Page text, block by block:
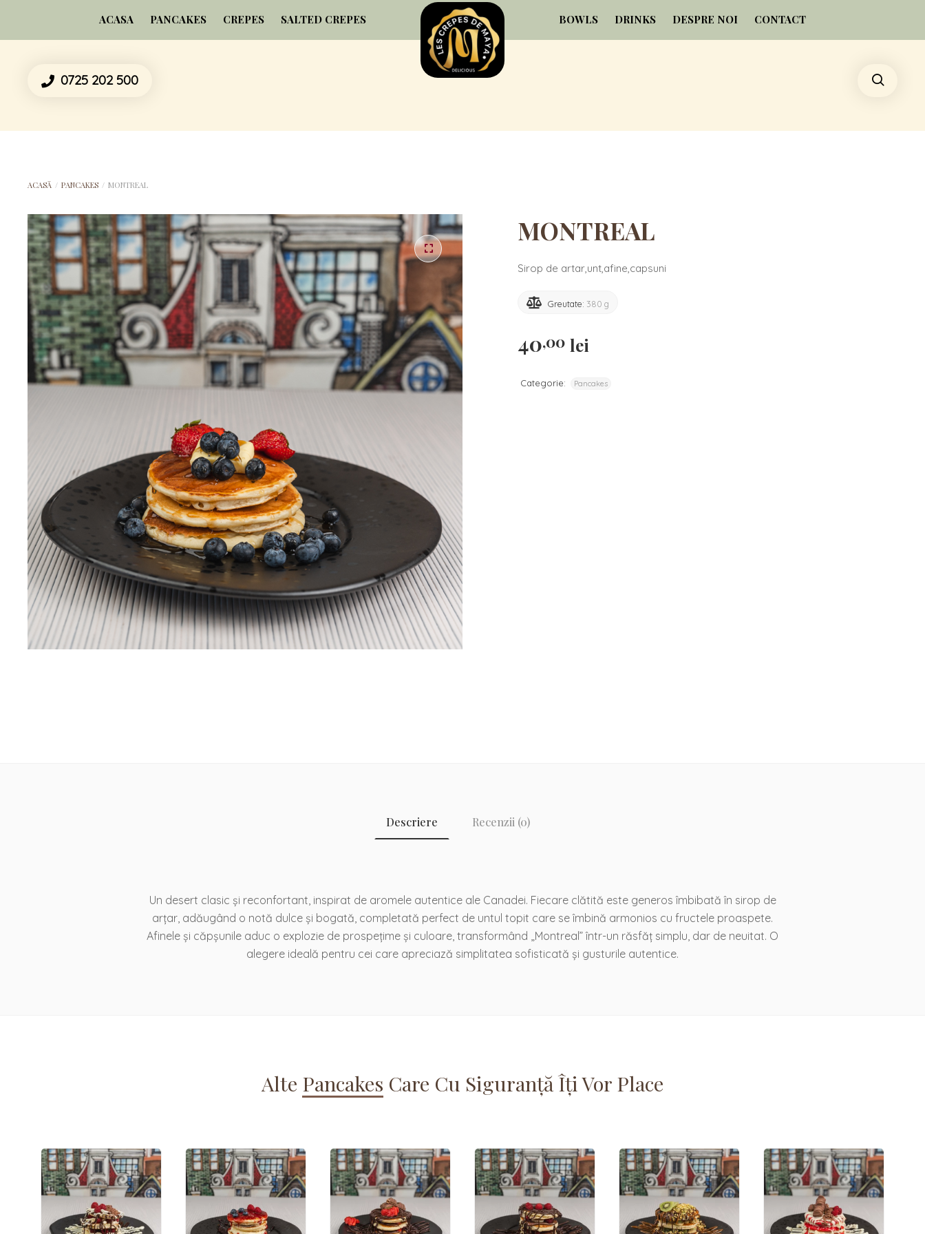
BOWLS DRINKS DESPRE NOI CONTACT
ACASA PANCAKES CREPES SALTED CREPES
0725 202 500
ACASĂ / PANCAKES / MONTREAL
MONTREAL
Sirop de artar,unt,afine,capsuni
Greutate: 380 g
40,00 lei
Categorie: Pancakes
Descriere Recenzii (0)
Un desert clasic și reconfortant, inspirat de aromele autentice ale Canadei. Fiecare clătită este generos îmbibată în sirop de
arțar, adăugând o notă dulce și bogată, completată perfect de untul topit care se îmbină armonios cu fructele proaspete.
Afinele și căpșunile aduc o explozie de prospețime și culoare, transformând „Montreal” într-un răsfăț simplu, dar de neuitat. O
alegere ideală pentru cei care apreciază simplitatea sofisticată și gusturile autentice.
Alte Pancakes Care Cu Siguranță Îți Vor Place